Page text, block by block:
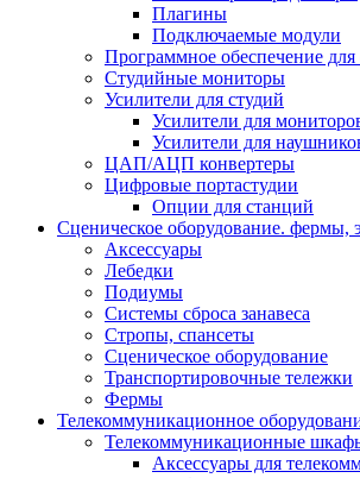
Плагины
Подключаемые модули
Программное обеспечение для
Студийные мониторы
Усилители для студий
Усилители для
Усилители для
ЦАП/АЦП конвертеры
Цифровые портастудии
Опции для станций
Сценическое оборудование. фермы,
Аксессуары
Лебедки
Подиумы
Системы сброса занавеса
Стропы, спансеты
Сценическое оборудование
Транспортировочные тележки
Фермы
Телекоммуникационное
Телекоммуникационные
Аксессуары для